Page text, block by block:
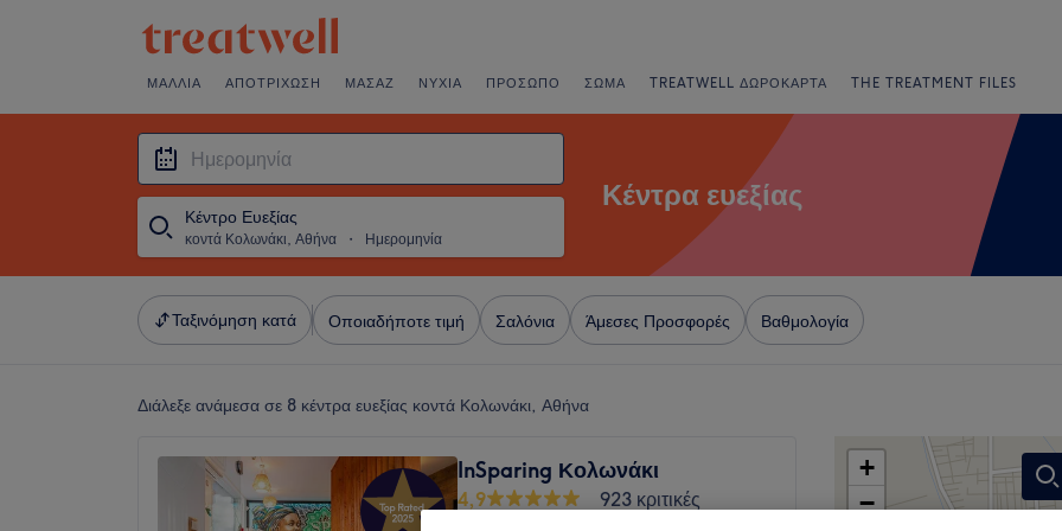
ΜΑΛΛΙΆ ΑΠΟΤΡΊΧΩΣΗ ΜΑΣΆΖ ΝΎΧΙΑ ΠΡΌΣΩΠΟ ΣΏΜΑ TREATWELL ΔΩΡΟΚΆΡΤΑ THE TREATMENT FILES
Κέντρο Ευεξίας
κοντά Κολωνάκι, Αθήνα ・ Ημερομηνία
Κέντρα ευεξίας
Ταξινόμηση κατά Οποιαδήποτε τιμή Σαλόνια Άμεσες Προσφορές Βαθμολογία
Διάλεξε ανάμεσα σε 8 κέντρα ευεξίας κοντά Κολωνάκι, Αθήνα
InSparing Κολωνάκι
4,9
923 κριτικές
+
−